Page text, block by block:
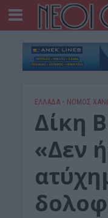
ΕΛΛΑΔΑ • ΝΟΜΌΣ
Δίκη
«Δεν